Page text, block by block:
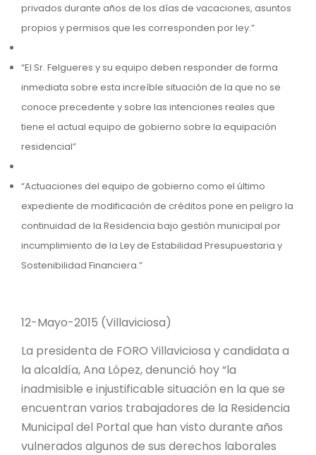
privados durante años de los días de vacaciones, asuntos
propios y permisos que les corresponden por ley.”
“El Sr. Felgueres y su equipo deben responder de forma
inmediata sobre esta increíble situación de la que no se
conoce precedente y sobre las intenciones reales que
tiene el actual equipo de gobierno sobre la equipación
residencial”
“Actuaciones del equipo de gobierno como el último
expediente de modificación de créditos pone en peligro la
continuidad de la Residencia bajo gestión municipal por
incumplimiento de la Ley de Estabilidad Presupuestaria y
Sostenibilidad Financiera.”
12-Mayo-2015 (Villaviciosa)
La presidenta de FORO Villaviciosa y candidata a
la alcaldía, Ana López, denunció hoy “la
inadmisible e injustificable situación en la que se
encuentran varios trabajadores de la Residencia
Municipal del Portal que han visto durante años
vulnerados algunos de sus derechos laborales